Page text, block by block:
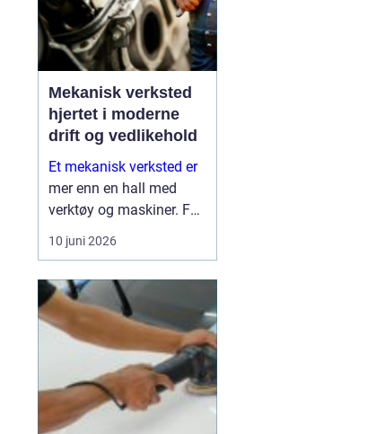
Mekanisk verksted
hjertet i moderne
drift og vedlikehold
Et mekanisk verksted er
mer enn en hall med
verktøy og maskiner. For
mange bedrifter er
verkstedet selve
gjør at produksjon,
anleggsdrift og transport
ikke stopper opp. Her k...
10 juni 2026